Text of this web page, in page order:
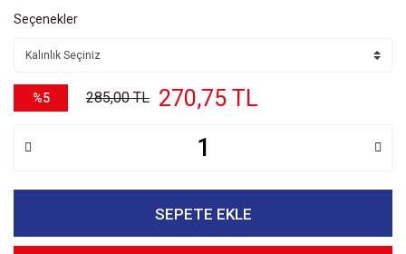
Seçenekler
%5 285,00 TL 270,75 TL
SEPETE EKLE